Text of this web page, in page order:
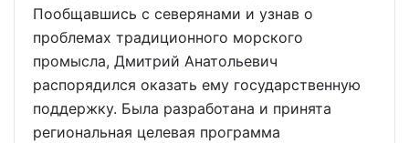
Пообщавшись с северянами и узнав о
проблемах традиционного морского
промысла, Дмитрий Анатольевич
распорядился оказать ему государственную
поддержку. Была разработана и принята
региональная целевая программа